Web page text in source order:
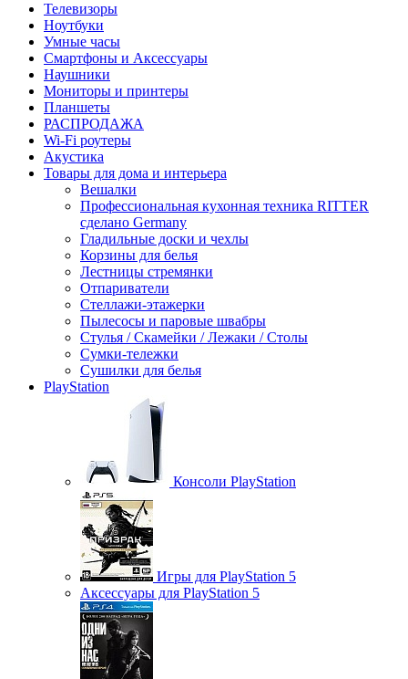
Телевизоры
Ноутбуки
Умные часы
Смартфоны и Аксессуары
Наушники
Мониторы и принтеры
Планшеты
РАСПРОДАЖА
Wi-Fi роутеры
Акустика
Товары для дома и интерьера
Вешалки
Профессиональная кухонная техника RITTER
сделано Germany
Гладильные доски и чехлы
Корзины для белья
Лестницы стремянки
Отпариватели
Стеллажи-этажерки
Пылесосы и паровые швабры
Стулья / Скамейки / Лежаки / Столы
Сумки-тележки
Сушилки для белья
PlayStation
Консоли PlayStation
Игры для PlayStation 5
Аксессуары для PlayStation 5